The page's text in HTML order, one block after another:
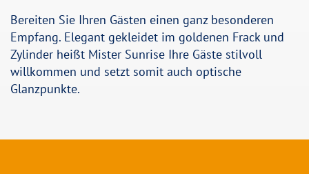
Bereiten Sie Ihren Gästen einen ganz besonderen
Empfang. Elegant gekleidet im goldenen Frack und
Zylinder heißt Mister Sunrise Ihre Gäste stilvoll
willkommen und setzt somit auch optische
Glanzpunkte.